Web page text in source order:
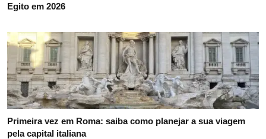
Egito em 2026
Primeira vez em Roma: saiba como planejar a sua viagem
pela capital italiana